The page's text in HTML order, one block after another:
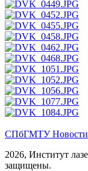
СПбГМТУНовости
2026, Институт
защищены.